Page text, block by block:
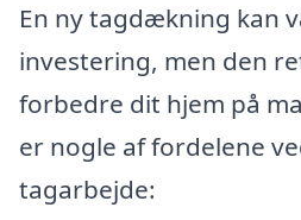
En ny tagdækning kan
investering, men den
forbedre dit hjem på
er nogle af fordelene
tagarbejde: